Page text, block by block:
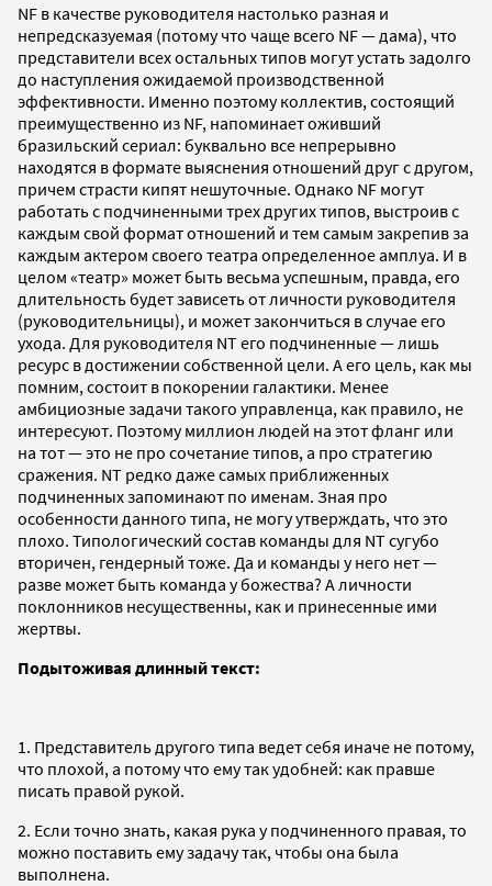
NF в качестве руководителя настолько разная и
непредсказуемая (потому что чаще всего NF — дама), что
представители всех остальных типов могут устать задолго
до наступления ожидаемой производственной
эффективности. Именно поэтому коллектив, состоящий
преимущественно из NF, напоминает оживший
бразильский сериал: буквально все непрерывно
находятся в формате выяснения отношений друг с другом,
причем страсти кипят нешуточные. Однако NF могут
работать с подчиненными трех других типов, выстроив с
каждым свой формат отношений и тем самым закрепив за
каждым актером своего театра определенное амплуа. И в
целом «театр» может быть весьма успешным, правда, его
длительность будет зависеть от личности руководителя
(руководительницы), и может закончиться в случае его
ухода. Для руководителя NT его подчиненные — лишь
ресурс в достижении собственной цели. А его цель, как мы
помним, состоит в покорении галактики. Менее
амбициозные задачи такого управленца, как правило, не
интересуют. Поэтому миллион людей на этот фланг или
на тот — это не про сочетание типов, а про стратегию
сражения. NT редко даже самых приближенных
подчиненных запоминают по именам. Зная про
особенности данного типа, не могу утверждать, что это
плохо. Типологический состав команды для NT сугубо
вторичен, гендерный тоже. Да и команды у него нет —
разве может быть команда у божества? А личности
поклонников несущественны, как и принесенные ими
жертвы.
Подытоживая длинный текст:
1. Представитель другого типа ведет себя иначе не потому,
что плохой, а потому что ему так удобней: как правше
писать правой рукой.
2. Если точно знать, какая рука у подчиненного правая, то
можно поставить ему задачу так, чтобы она была
выполнена.